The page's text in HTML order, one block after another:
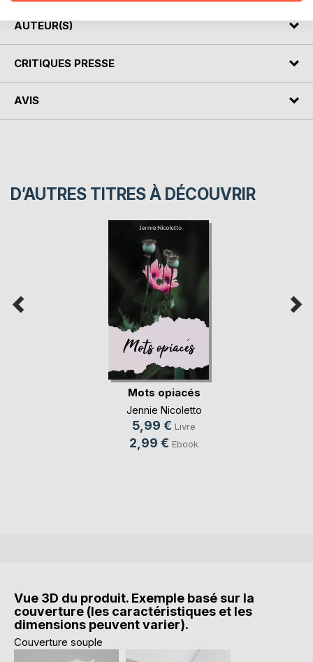
AUTEUR(S)
CRITIQUES PRESSE
AVIS
D’AUTRES TITRES À DÉCOUVRIR
Mots opiacés
Jennie Nicoletto
5,99 € Livre
2,99 € Ebook
Vue 3D du produit. Exemple basé sur la
couverture (les caractéristiques et les
dimensions peuvent varier).
Couverture souple